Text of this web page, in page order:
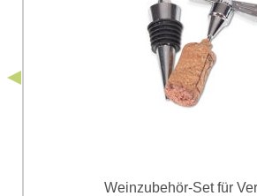
Bomba s.r.o. zur Kenntnis genommen.*
Weinzubehör-Set für